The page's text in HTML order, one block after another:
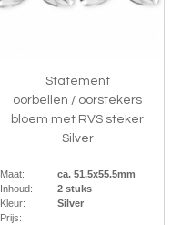
Statement
oorbellen / oorstekers
bloem met RVS steker
Silver
Maat:
ca. 51.5x55.5mm
Inhoud:
2 stuks
Kleur:
Silver
Prijs: